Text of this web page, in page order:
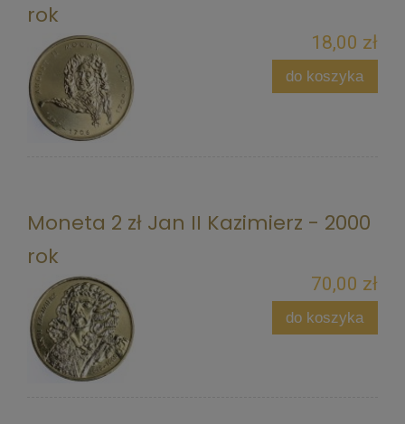
rok
18,00 zł
do koszyka
Moneta 2 zł Jan II Kazimierz - 2000
rok
70,00 zł
do koszyka